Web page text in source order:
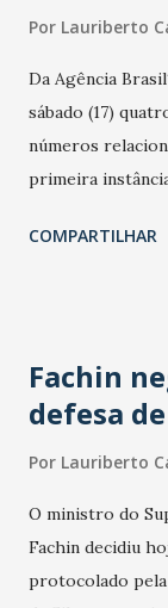
delas de um
Por Lauriberto
Da Agência
sábado (17)
números
primeira
nas fraudes
pelas
investigados
desviar
políticos que
função e
Justiça. Muitos
COMPARTILHAR
Fachin
defesa
Por Lauriberto
O ministro do
Fachin decidiu
protocolado